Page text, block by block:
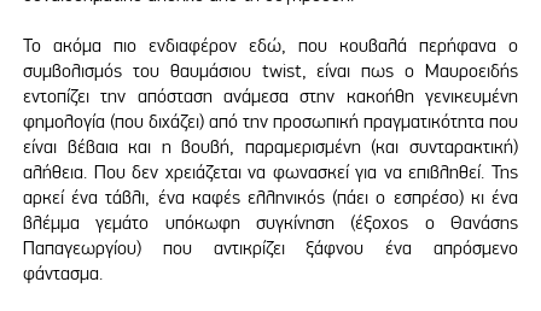
Το ακόμα πιο ενδιαφέρον εδώ, που κουβαλά περήφανα ο
συμβολισμός του θαυμάσιου twist, είναι πως ο Μαυροειδής
εντοπίζει την απόσταση ανάμεσα στην κακοήθη γενικευμένη
φημολογία (που διχάζει) από την προσωπική πραγματικότητα που
είναι βέβαια και η βουβή, παραμερισμένη (και συνταρακτική)
αλήθεια. Που δεν χρειάζεται να φωνασκεί για να επιβληθεί. Της
αρκεί ένα τάβλι, ένα καφές ελληνικός (πάει ο εσπρέσο) κι ένα
βλέμμα γεμάτο υπόκωφη συγκίνηση (έξοχος ο Θανάσης
Παπαγεωργίου) που αντικρίζει ξάφνου ένα απρόσμενο
φάντασμα.